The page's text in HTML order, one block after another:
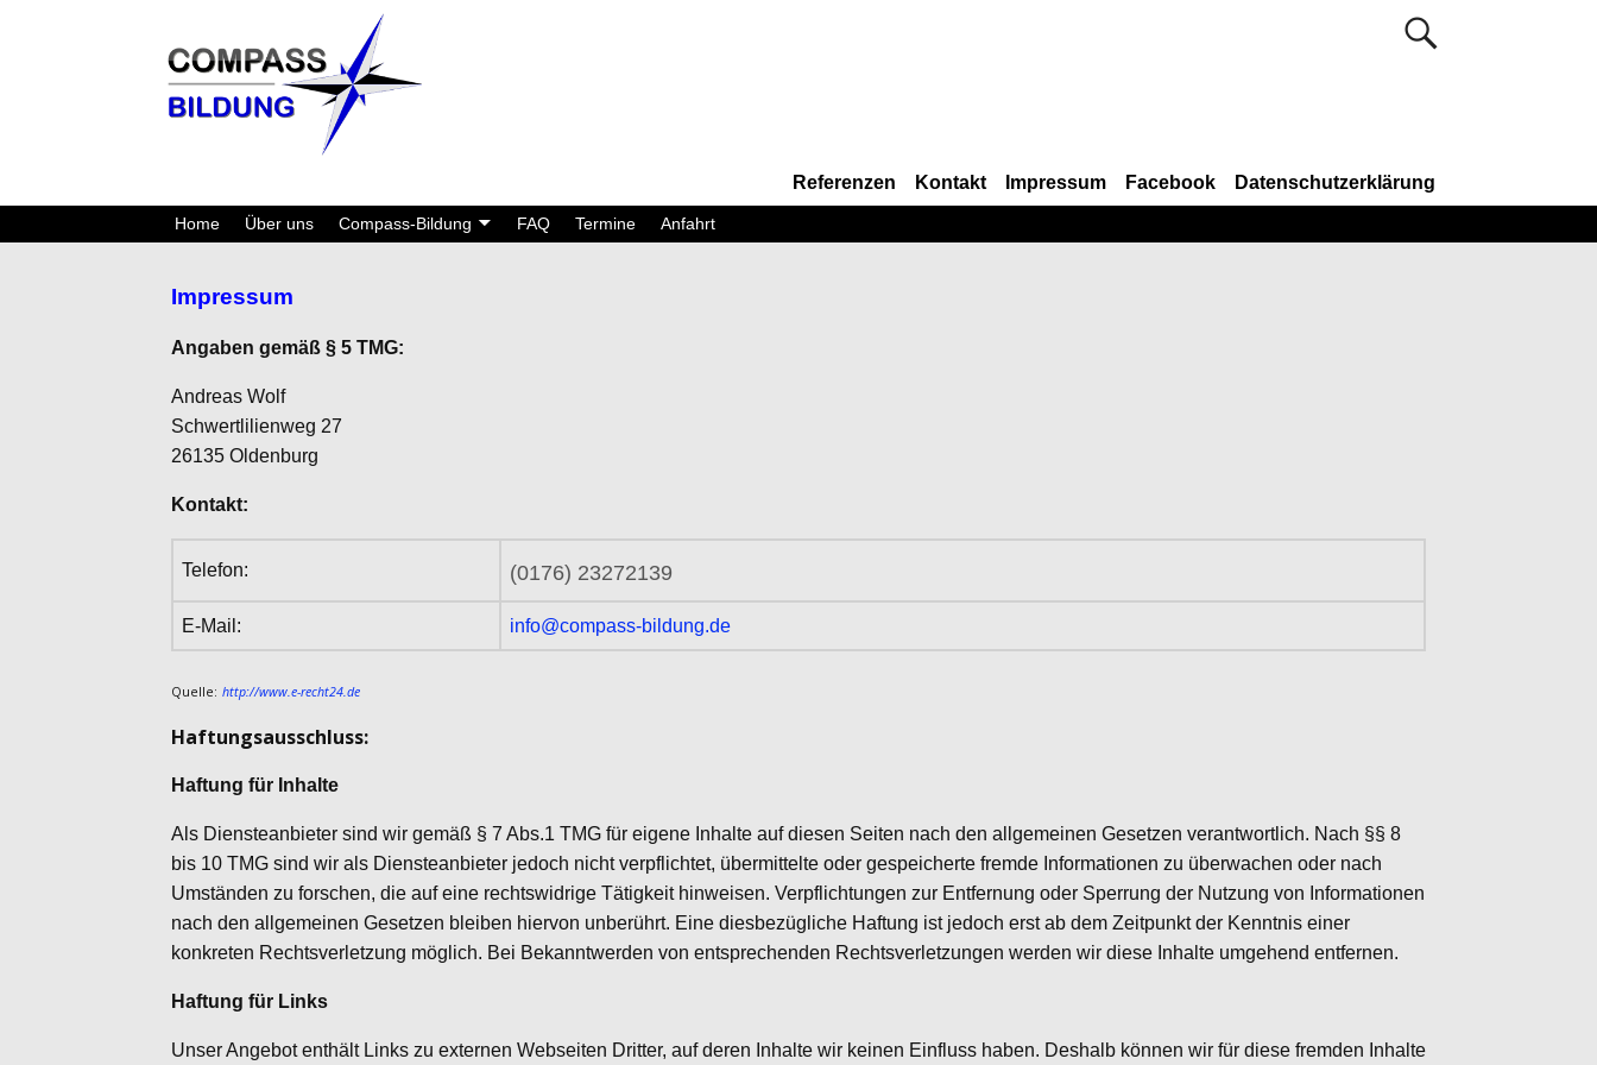
Referenzen Kontakt Impressum Facebook Datenschutzerklärung
Home Über uns Compass-Bildung FAQ Termine Anfahrt
Impressum
Angaben gemäß § 5 TMG:
Andreas Wolf
Schwertlilienweg 27
26135 Oldenburg
Kontakt:
Telefon: (0176) 23272139
E-Mail: info@compass-bildung.de
Quelle: http://www.e-recht24.de
Haftungsausschluss:
Haftung für Inhalte
Als Diensteanbieter sind wir gemäß § 7 Abs.1 TMG für eigene Inhalte auf diesen Seiten nach den allgemeinen Gesetzen verantwortlich. Nach §§ 8
bis 10 TMG sind wir als Diensteanbieter jedoch nicht verpflichtet, übermittelte oder gespeicherte fremde Informationen zu überwachen oder nach
Umständen zu forschen, die auf eine rechtswidrige Tätigkeit hinweisen. Verpflichtungen zur Entfernung oder Sperrung der Nutzung von Informationen
nach den allgemeinen Gesetzen bleiben hiervon unberührt. Eine diesbezügliche Haftung ist jedoch erst ab dem Zeitpunkt der Kenntnis einer
konkreten Rechtsverletzung möglich. Bei Bekanntwerden von entsprechenden Rechtsverletzungen werden wir diese Inhalte umgehend entfernen.
Haftung für Links
Unser Angebot enthält Links zu externen Webseiten Dritter, auf deren Inhalte wir keinen Einfluss haben. Deshalb können wir für diese fremden Inhalte